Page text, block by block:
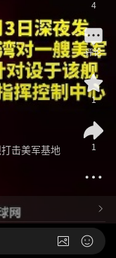
击美军基地
4
评论
1
1